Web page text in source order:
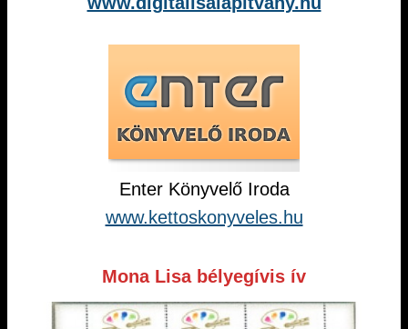
Enter Könyvelő Iroda
www.kettoskonyveles.hu
Mona Lisa bélyegívis ív